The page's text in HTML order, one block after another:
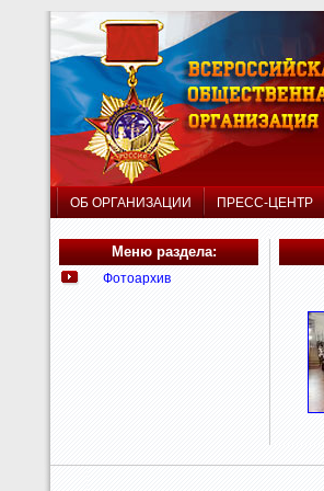
ОБ ОРГАНИЗАЦИИ ПРЕСС-ЦЕНТР
Меню раздела:
Фотоархив